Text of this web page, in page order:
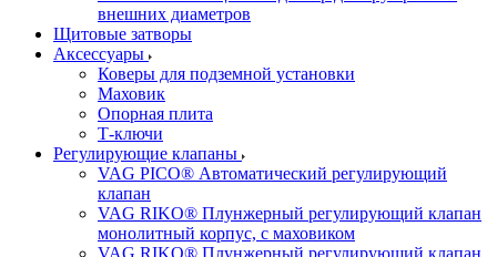
внешних диаметров
Щитовые затворы
Аксессуары
Коверы для подземной установки
Маховик
Опорная плита
Т-ключи
Регулирующие клапаны
VAG PICO® Автоматический регулирующий
клапан
VAG RIKO® Плунжерный регулирующий клапан
монолитный корпус, с маховиком
VAG RIKO® Плунжерный регулирующий клапан